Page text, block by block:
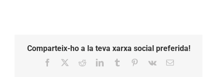
Comparteix-ho a la teva xarxa social preferida!
Facebook RedditLinkedInTumblr Pinterest
Vk Email: